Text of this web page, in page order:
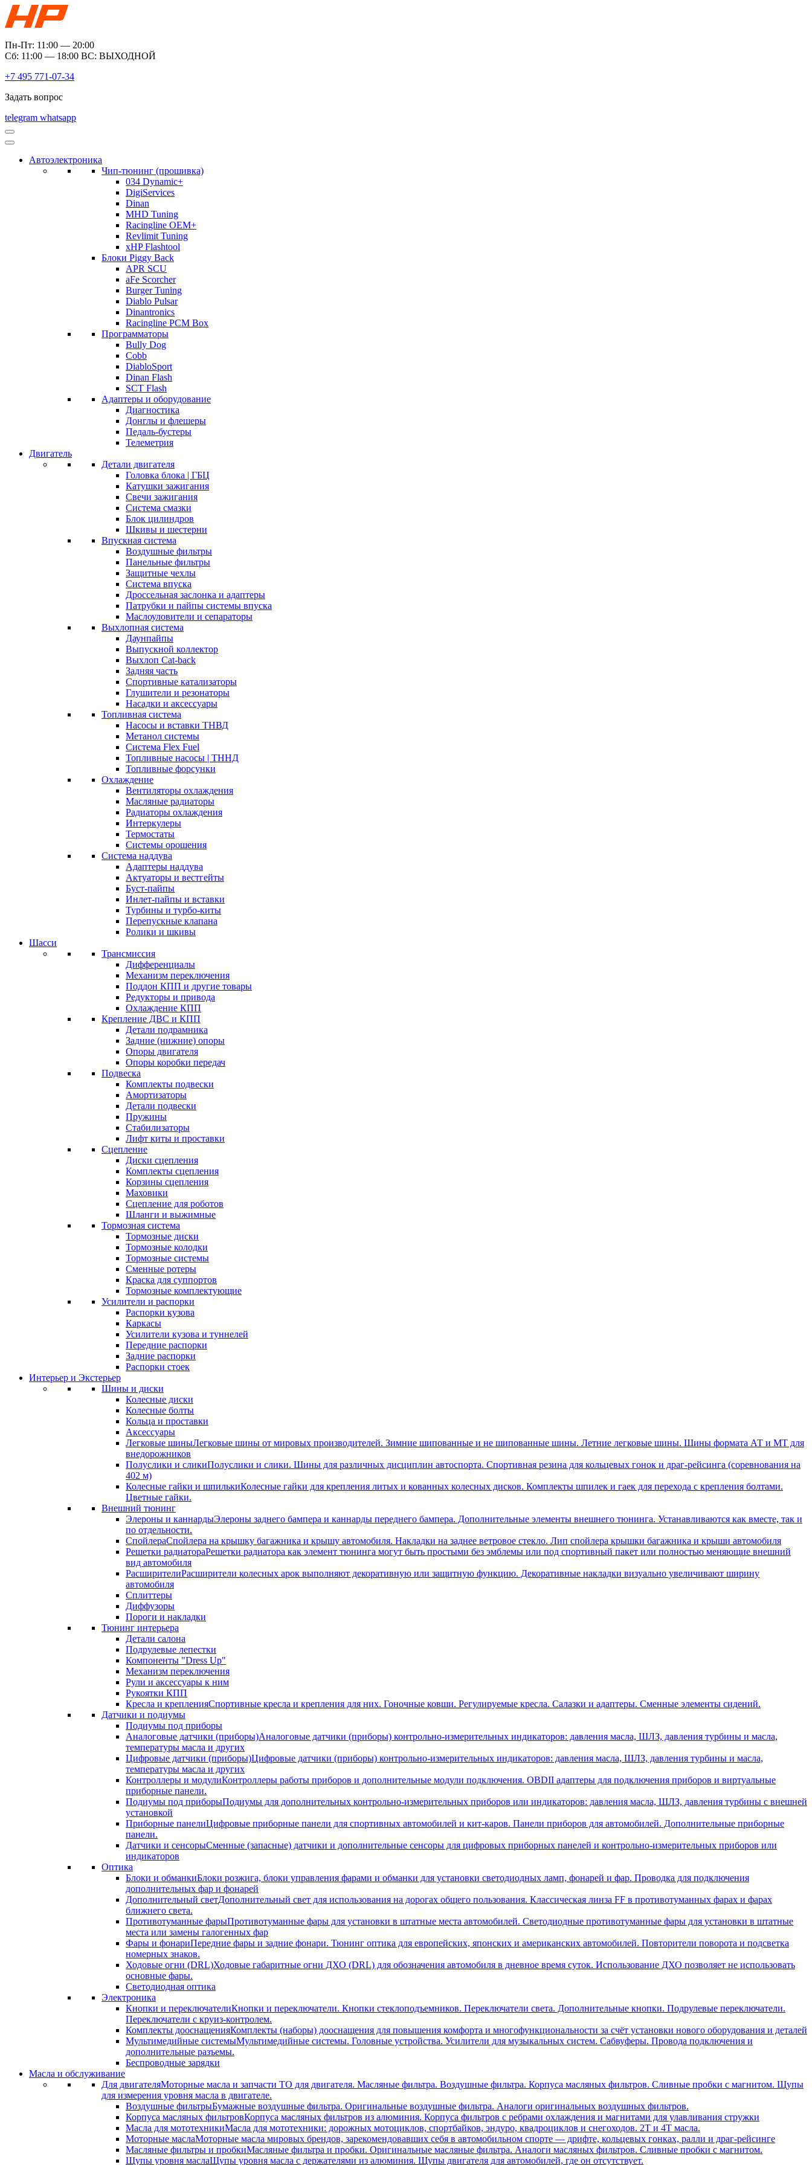
Пн-Пт: 11:00 — 20:00
Сб: 11:00 — 18:00 ВС: ВЫХОДНОЙ
+7 495 771-07-34
Задать вопрос
telegram whatsapp
Автоэлектроника
Чип-тюнинг (прошивка)
034 Dynamic+
DigiServices
Dinan
MHD Tuning
Racingline OEM+
Revlimit Tuning
xHP Flashtool
Блоки Piggy Back
APR SCU
aFe Scorcher
Burger Tuning
Diablo Pulsar
Dinantronics
Racingline PCM Box
Программаторы
Bully Dog
Cobb
DiabloSport
Dinan Flash
SCT Flash
Адаптеры и оборудование
Диагностика
Донглы и флешеры
Педаль-бустеры
Телеметрия
Двигатель
Детали двигателя
Головка блока | ГБЦ
Катушки зажигания
Свечи зажигания
Система смазки
Блок цилиндров
Шкивы и шестерни
Впускная система
Воздушные фильтры
Панельные фильтры
Защитные чехлы
Система впуска
Дроссельная заслонка и адаптеры
Патрубки и пайпы системы впуска
Маслоуловители и сепараторы
Выхлопная система
Даунпайпы
Выпускной коллектор
Выхлоп Cat-back
Задняя часть
Спортивные катализаторы
Глушители и резонаторы
Насадки и аксессуары
Топливная система
Насосы и вставки ТНВД
Метанол системы
Система Flex Fuel
Топливные насосы | ТННД
Топливные форсунки
Охлаждение
Вентиляторы охлаждения
Масляные радиаторы
Радиаторы охлаждения
Интеркулеры
Термостаты
Системы орошения
Система наддува
Адаптеры наддува
Актуаторы и вестгейты
Буст-пайпы
Инлет-пайпы и вставки
Турбины и турбо-киты
Перепускные клапана
Ролики и шкивы
Шасси
Трансмиссия
Дифференциалы
Механизм переключения
Поддон КПП и другие товары
Редукторы и привода
Охлаждение КПП
Крепление ДВС и КПП
Детали подрамника
Задние (нижние) опоры
Опоры двигателя
Опоры коробки передач
Подвеска
Комплекты подвески
Амортизаторы
Детали подвески
Пружины
Стабилизаторы
Лифт киты и проставки
Сцепление
Диски сцепления
Комплекты сцепления
Корзины сцепления
Маховики
Сцепление для роботов
Шланги и выжимные
Тормозная система
Тормозные диски
Тормозные колодки
Тормозные системы
Сменные ротеры
Краска для суппортов
Тормозные комплектующие
Усилители и распорки
Распорки кузова
Каркасы
Усилители кузова и туннелей
Передние распорки
Задние распорки
Распорки стоек
Интерьер и Экстерьер
Шины и диски
Колесные диски
Колесные болты
Кольца и проставки
Аксессуары
Легковые шиныЛегковые шины от мировых производителей. Зимние шипованные и не шипованные шины. Летние легковые шины. Шины формата АТ и МТ для
внедорожников
Полуслики и сликиПолуслики и слики. Шины для различных дисциплин автоспорта. Спортивная резина для кольцевых гонок и драг-рейсинга (соревнования на
402 м)
Колесные гайки и шпилькиКолесные гайки для крепления литых и кованных колесных дисков. Комплекты шпилек и гаек для перехода с крепления болтами.
Цветные гайки.
Внешний тюнинг
Элероны и каннардыЭлероны заднего бампера и каннарды переднего бампера. Дополнительные элементы внешнего тюнинга. Устанавливаются как вместе, так и
по отдельности.
СпойлераСпойлера на крышку багажника и крышу автомобиля. Накладки на заднее ветровое стекло. Лип спойлера крышки багажника и крыши автомобиля
Решетки радиатораРешетки радиатора как элемент тюнинга могут быть простыми без эмблемы или под спортивный пакет или полностью меняющие внешний
вид автомобиля
РасширителиРасширители колесных арок выполняют декоративную или защитную функцию. Декоративные накладки визуально увеличивают ширину
автомобиля
Сплиттеры
Диффузоры
Пороги и накладки
Тюнинг интерьера
Детали салона
Подрулевые лепестки
Компоненты "Dress Up"
Механизм переключения
Рули и аксессуары к ним
Рукоятки КПП
Кресла и крепленияСпортивные кресла и крепления для них. Гоночные ковши. Регулируемые кресла. Салазки и адаптеры. Сменные элементы сидений.
Датчики и подиумы
Подиумы под приборы
Аналоговые датчики (приборы)Аналоговые датчики (приборы) контрольно-измерительных индикаторов: давления масла, ШЛЗ, давления турбины и масла,
температуры масла и других
Цифровые датчики (приборы)Цифровые датчики (приборы) контрольно-измерительных индикаторов: давления масла, ШЛЗ, давления турбины и масла,
температуры масла и других
Контроллеры и модулиКонтроллеры работы приборов и дополнительные модули подключения. OBDII адаптеры для подключения приборов и виртуальные
приборные панели.
Подиумы под приборыПодиумы для дополнительных контрольно-измерительных приборов или индикаторов: давления масла, ШЛЗ, давления турбины с внешней
установкой
Приборные панелиЦифровые приборные панели для спортивных автомобилей и кит-каров. Панели приборов для автомобилей. Дополнительные приборные
панели.
Датчики и сенсорыСменные (запасные) датчики и дополнительные сенсоры для цифровых приборных панелей и контрольно-измерительных приборов или
индикаторов
Оптика
Блоки и обманкиБлоки розжига, блоки управления фарами и обманки для установки светодиодных ламп, фонарей и фар. Проводка для подключения
дополнительных фар и фонарей
Дополнительный светДополнительный свет для использования на дорогах общего пользования. Классическая линза FF в противотуманных фарах и фарах
ближнего света.
Противотуманные фарыПротивотуманные фары для установки в штатные места автомобилей. Светодиодные противотуманные фары для установки в штатные
места или замены галогенных фар
Фары и фонариПередние фары и задние фонари. Тюнинг оптика для европейских, японских и американских автомобилей. Повторители поворота и подсветка
номерных знаков.
Ходовые огни (DRL)Ходовые габаритные огни ДХО (DRL) для обозначения автомобиля в дневное время суток. Использование ДХО позволяет не использовать
основные фары.
Светодиодная оптика
Электроника
Кнопки и переключателиКнопки и переключатели. Кнопки стеклоподъемников. Переключатели света. Дополнительные кнопки. Подрулевые переключатели.
Переключатели с круиз-контролем.
Комплекты дооснащенияКомплекты (наборы) дооснащения для повышения комфорта и многофункциональности за счёт установки нового оборудования и деталей
Мультимедийные системыМультимедийные системы. Головные устройства. Усилители для музыкальных систем. Сабвуферы. Провода подключения и
дополнительные разъемы.
Беспроводные зарядки
Масла и обслуживание
Для двигателяМоторные масла и запчасти ТО для двигателя. Масляные фильтра. Воздушные фильтра. Корпуса масляных фильтров. Сливные пробки с магнитом. Щупы
для измерения уровня масла в двигателе.
Воздушные фильтрыБумажные воздушные фильтра. Оригинальные воздушные фильтра. Аналоги оригинальных воздушных фильтров.
Корпуса масляных фильтровКорпуса масляных фильтров из алюминия. Корпуса фильтров с ребрами охлаждения и магнитами для улавливания стружки
Масла для мототехникиМасла для мототехники: дорожных мотоциклов, спортбайков, эндуро, квадроциклов и снегоходов. 2T и 4T масла.
Моторные маслаМоторные масла мировых брендов, зарекомендовавших себя в автомобильном спорте — дрифте, кольцевых гонках, ралли и драг-рейсинге
Масляные фильтры и пробкиМасляные фильтра и пробки. Оригинальные масляные фильтра. Аналоги масляных фильтров. Сливные пробки с магнитом.
Щупы уровня маслаЩупы уровня масла с держателями из алюминия. Щупы двигателя для автомобилей, где он отсутствует.